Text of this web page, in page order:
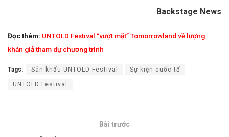
Backstage News
Đọc thêm: UNTOLD Festival “vượt mặt” Tomorrowland về lượng
khán giả tham dự chương trình
Tags: Sân khấu UNTOLD Festival Sự kiện quốc tế
UNTOLD Festival
Bài trước